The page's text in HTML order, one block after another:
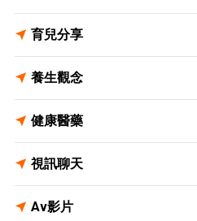
育兒分享
養生觀念
健康醫藥
視訊聊天
Av影片